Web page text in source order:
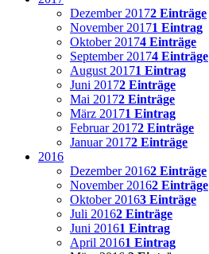
Dezember 20172 Einträge
November 20171 Eintrag
Oktober 20174 Einträge
September 20174 Einträge
August 20171 Eintrag
Juni 20172 Einträge
Mai 20172 Einträge
März 20171 Eintrag
Februar 20172 Einträge
Januar 20172 Einträge
2016
Dezember 20162 Einträge
November 20162 Einträge
Oktober 20163 Einträge
Juli 20162 Einträge
Juni 20161 Eintrag
April 20161 Eintrag